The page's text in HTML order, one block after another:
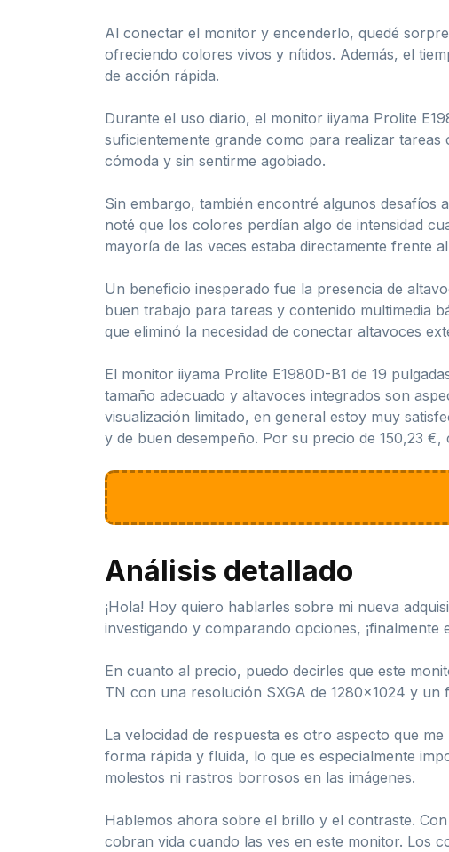
Al conectar el monitor y encenderlo, quedé
ofreciendo colores vivos y nítidos. Además, el
de acción rápida.
Durante el uso diario, el monitor iiyama Prolite
suficientemente grande como para realizar
cómoda y sin sentirme agobiado.
Sin embargo, también encontré algunos desafíos
noté que los colores perdían algo de intensidad
mayoría de las veces estaba directamente frente
Un beneficio inesperado fue la presencia de
buen trabajo para tareas y contenido multimedia
que eliminó la necesidad de conectar altavoces
El monitor iiyama Prolite E1980D-B1 de 19
tamaño adecuado y altavoces integrados son
visualización limitado, en general estoy muy
y de buen desempeño. Por su precio de 150,23
Análisis detallado
¡Hola! Hoy quiero hablarles sobre mi nueva
investigando y comparando opciones,
En cuanto al precio, puedo decirles que este
TN con una resolución SXGA de 1280×1024 y un
La velocidad de respuesta es otro aspecto que
forma rápida y fluida, lo que es especialmente
molestos ni rastros borrosos en las imágenes.
Hablemos ahora sobre el brillo y el contraste.
cobran vida cuando las ves en este monitor. Los